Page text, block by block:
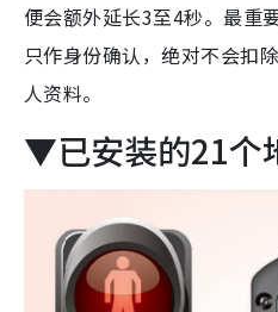
便会额外延长3至4秒。最重
只作身份确认，绝对不会扣
人资料。
▼已安装的21